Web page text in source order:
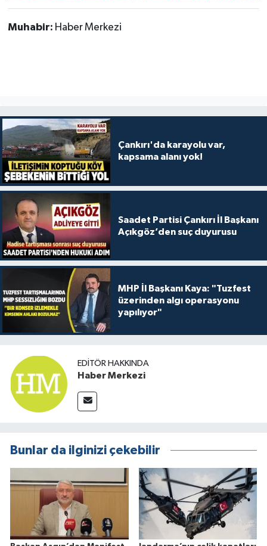
Muhabir: Haber Merkezi
Çankırı'da karayolu var,
kapsama alanı yok!
Saadet Partisi Çankırı İl Başkanı
Açıkgöz’den suç duyurusu
MHP İl Başkanı Kaya: "Tuzfest
üzerinden algı operasyonu
yapılıyor"
EDITÖR HAKKINDA
Haber Merkezi
Bunlar da ilginizi çekebilir